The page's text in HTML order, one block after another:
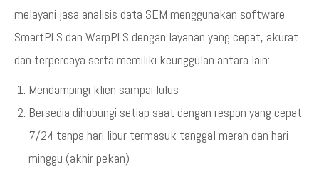
melayani jasa analisis data SEM menggunakan software
SmartPLS dan WarpPLS dengan layanan yang cepat, akurat
dan terpercaya serta memiliki keunggulan antara lain:
Mendampingi klien sampai lulus
Bersedia dihubungi setiap saat dengan respon yang cepat
7/24 tanpa hari libur termasuk tanggal merah dan hari
minggu (akhir pekan)